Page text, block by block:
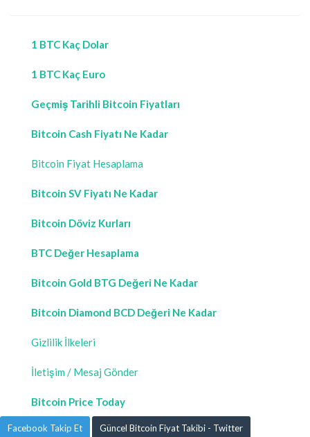
1 BTC Kaç Dolar
1 BTC Kaç Euro
Geçmiş Tarihli Bitcoin Fiyatları
Bitcoin Cash Fiyatı Ne Kadar
Bitcoin Fiyat Hesaplama
Bitcoin SV Fiyatı Ne Kadar
Bitcoin Döviz Kurları
BTC Değer Hesaplama
Bitcoin Gold BTG Değeri Ne Kadar
Bitcoin Diamond BCD Değeri Ne Kadar
Gizlilik İlkeleri
İletişim / Mesaj Gönder
Bitcoin Price Today
Facebook Takip Et Güncel Bitcoin Fiyat Takibi - Twitter